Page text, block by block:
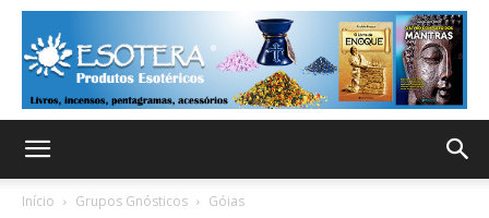
Início Grupos Gnósticos Góias